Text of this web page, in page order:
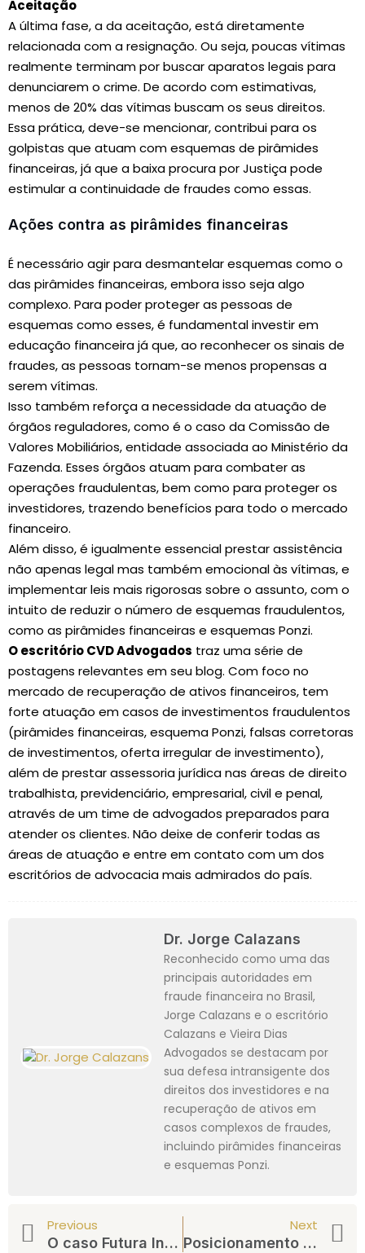
Aceitação
A última fase, a da aceitação, está diretamente
relacionada com a resignação. Ou seja, poucas vítimas
realmente terminam por buscar aparatos legais para
denunciarem o crime. De acordo com estimativas,
menos de 20% das vítimas buscam os seus direitos.
Essa prática, deve-se mencionar, contribui para os
golpistas que atuam com esquemas de pirâmides
financeiras, já que a baixa procura por Justiça pode
estimular a continuidade de fraudes como essas.
Ações contra as pirâmides financeiras
É necessário agir para desmantelar esquemas como o
das pirâmides financeiras, embora isso seja algo
complexo. Para poder proteger as pessoas de
esquemas como esses, é fundamental investir em
educação financeira já que, ao reconhecer os sinais de
fraudes, as pessoas tornam-se menos propensas a
serem vítimas.
Isso também reforça a necessidade da atuação de
órgãos reguladores, como é o caso da Comissão de
Valores Mobiliários, entidade associada ao Ministério da
Fazenda. Esses órgãos atuam para combater as
operações fraudulentas, bem como para proteger os
investidores, trazendo benefícios para todo o mercado
financeiro.
Além disso, é igualmente essencial prestar assistência
não apenas legal mas também emocional às vítimas, e
implementar leis mais rigorosas sobre o assunto, com o
intuito de reduzir o número de esquemas fraudulentos,
como as pirâmides financeiras e esquemas Ponzi.
O escritório CVD Advogados traz uma série de
postagens relevantes em seu blog. Com foco no
mercado de recuperação de ativos financeiros, tem
forte atuação em casos de investimentos fraudulentos
(pirâmides financeiras, esquema Ponzi, falsas corretoras
de investimentos, oferta irregular de investimento),
além de prestar assessoria jurídica nas áreas de direito
trabalhista, previdenciário, empresarial, civil e penal,
através de um time de advogados preparados para
atender os clientes. Não deixe de conferir todas as
áreas de atuação e entre em contato com um dos
escritórios de advocacia mais admirados do país.
Dr. Jorge Calazans
Reconhecido como uma das
principais autoridades em
fraude financeira no Brasil,
Jorge Calazans e o escritório
Calazans e Vieira Dias
Advogados se destacam por
sua defesa intransigente dos
direitos dos investidores e na
recuperação de ativos em
casos complexos de fraudes,
incluindo pirâmides financeiras
e esquemas Ponzi.
Previous
O caso Futura Invest
Next
Posicionamento do MP em Ação Civil Pública sobre o Caso GR Canis Majoris